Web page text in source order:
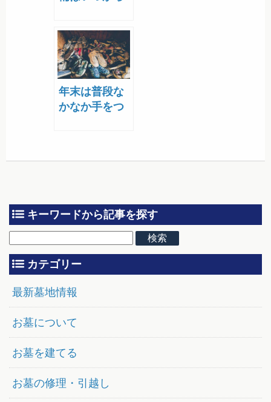
家族がやるこ
とを全部まと
めて解説！
年末は普段な
かなか手をつ
キーワードから記事を探す
カテゴリー
最新墓地情報
お墓について
お墓を建てる
お墓の修理・引越し